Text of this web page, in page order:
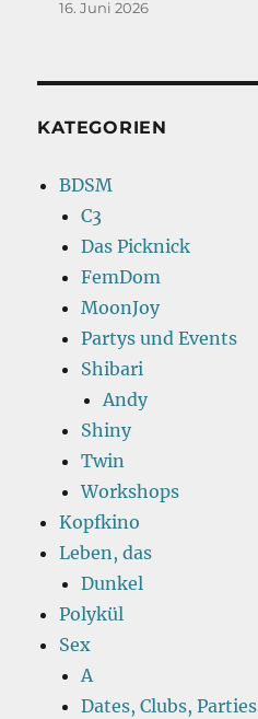
16. Juni 2026
KATEGORIEN
BDSM
C3
Das Picknick
FemDom
MoonJoy
Partys und Events
Shibari
Andy
Shiny
Twin
Workshops
Kopfkino
Leben, das
Dunkel
Polykül
Sex
A
Dates, Clubs, Parties